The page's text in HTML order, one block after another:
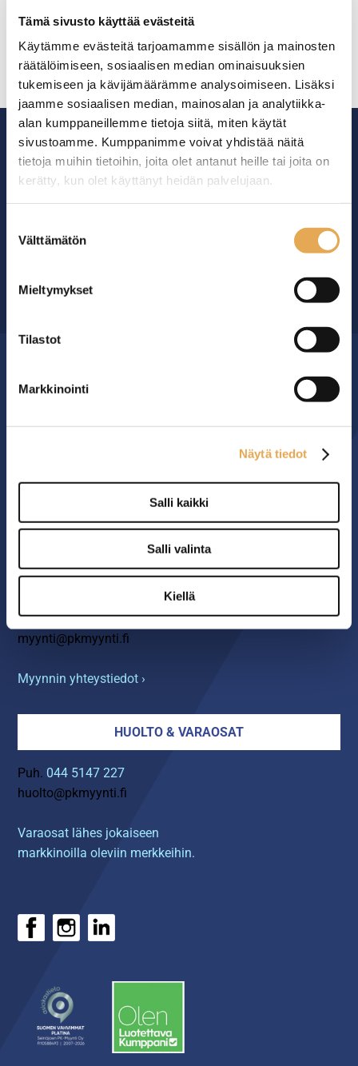
Tämä sivusto käyttää evästeitä
Käytämme evästeitä tarjoamamme sisällön ja mainosten
räätälöimiseen, sosiaalisen median ominaisuuksien
tukemiseen ja kävijämäärämme analysoimiseen. Lisäksi
jaamme sosiaalisen median, mainosalan ja analytiikka-
alan kumppaneillemme tietoja siitä, miten käytät
sivustoamme. Kumppanimme voivat yhdistää näitä
tietoja muihin tietoihin, joita olet antanut heille tai joita on
kerätty, kun olet käyttänyt heidän palvelujaan.
valinta
Välttämätön
Mieltymykset
Tilastot
Markkinointi
Näytä tiedot
Salli kaikki
Salli valinta
Kiellä
Pöydät
29 vuoden kokemuksella ympäri Suomen
Seinäjoen PK-Myynti Oy
arkisin klo 8.00-16.00
YHTEYS
06 4217 100
myynti@pkmyynti.fi
Myynnin yhteystiedot ›
HUOLTO & VARAOSAT
Puh. 044 5147 227
huolto@pkmyynti.fi
Varaosat lähes jokaiseen
markkinoilla oleviin merkkeihin.